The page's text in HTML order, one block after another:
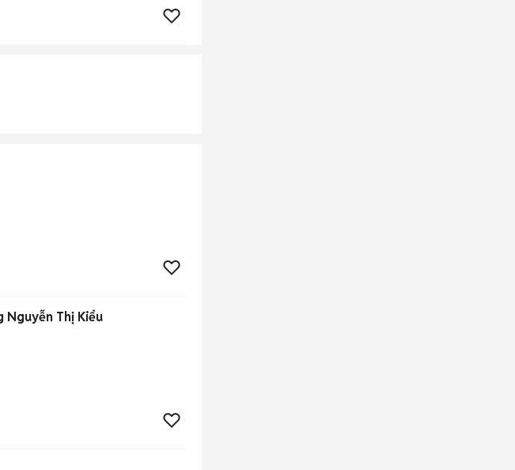
Nguyễn Thị Kiểu